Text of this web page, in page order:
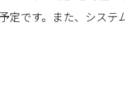
です。また、システ